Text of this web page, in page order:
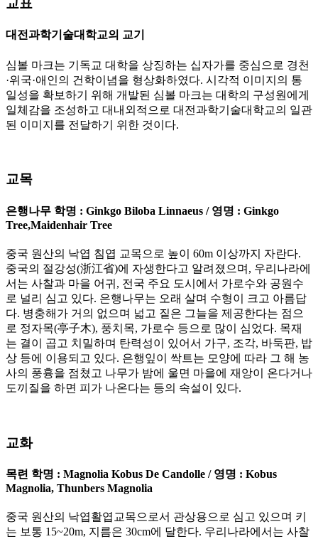
교표
대전과학기술대학교의 교기
심볼 마크는 기독교 대학을 상징하는 십자가를 중심으로 경천
·위국·애인의 건학이념을 형상화하였다. 시각적 이미지의 통
일성을 확보하기 위해 개발된 심볼 마크는 대학의 구성원에게
일체감을 조성하고 대내외적으로 대전과학기술대학교의 일관
된 이미지를 전달하기 위한 것이다.
교목
은행나무 학명 : Ginkgo Biloba Linnaeus / 영명 : Ginkgo
Tree,Maidenhair Tree
중국 원산의 낙엽 침엽 교목으로 높이 60m 이상까지 자란다.
중국의 절강성(浙江省)에 자생한다고 알려졌으며, 우리나라에
서는 사찰과 마을 어귀, 전국 주요 도시에서 가로수와 공원수
로 널리 심고 있다. 은행나무는 오래 살며 수형이 크고 아름답
다. 병충해가 거의 없으며 넓고 짙은 그늘을 제공한다는 점으
로 정자목(亭子木), 풍치목, 가로수 등으로 많이 심었다. 목재
는 결이 곱고 치밀하며 탄력성이 있어서 가구, 조각, 바둑판, 밥
상 등에 이용되고 있다. 은행잎이 싹트는 모양에 따라 그 해 농
사의 풍흉을 점쳤고 나무가 밤에 울면 마을에 재앙이 온다거나
도끼질을 하면 피가 나온다는 등의 속설이 있다.
교화
목련 학명 : Magnolia Kobus De Candolle / 영명 : Kobus
Magnolia, Thunbers Magnolia
중국 원산의 낙엽활엽교목으로서 관상용으로 심고 있으며 키
는 보통 15~20m, 지름은 30cm에 달한다. 우리나라에서는 사찰